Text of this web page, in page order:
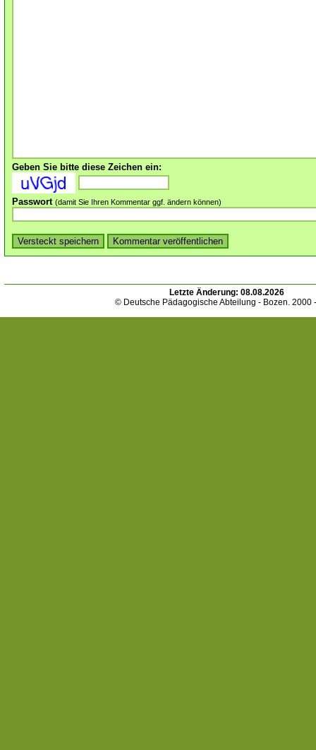
Geben Sie bitte diese Zeichen ein:
Passwort (damit Sie Ihren Kommentar ggf. ändern können)
Letzte Änderung: 08.08.2026
© Deutsche Pädagogische Abteilung - Bozen. 2000